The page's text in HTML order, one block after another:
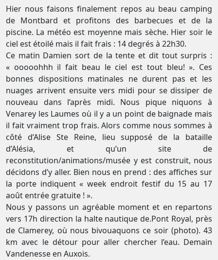
Hier nous faisons finalement repos au beau camping
de Montbard et profitons des barbecues et de la
piscine. La météo est moyenne mais sèche. Hier soir le
ciel est étoilé mais il fait frais : 14 degrés à 22h30.
Ce matin Damien sort de la tente et dit tout surpris :
« ooooohhh il fait beau le ciel est tout bleu! ». Ces
bonnes dispositions matinales ne durent pas et les
nuages arrivent ensuite vers midi pour se dissiper de
nouveau dans l’après midi. Nous pique niquons à
Venarey les Laumes où il y a un point de baignade mais
il fait vraiment trop frais. Alors comme nous sommes à
côté d’Alise Ste Reine, lieu supposé de la bataille
d’Alésia, et qu’un site de
reconstitution/animations/musée y est construit, nous
décidons d’y aller. Bien nous en prend : des affiches sur
la porte indiquent « week endroit festif du 15 au 17
août entrée gratuite ! ».
Nous y passons un agréable moment et en repartons
vers 17h direction la halte nautique de.Pont Royal, près
de Clamerey, où nous bivouaquons ce soir (photo). 43
km avec le détour pour aller chercher l’eau. Demain
Vandenesse en Auxois.